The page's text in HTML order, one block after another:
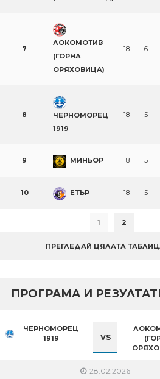
7
ЛОКОМОТИВ
(ГОРНА
ОРЯХОВИЦА)
18 6
8
ЧЕРНОМОРЕЦ
1919
18 5
9 МИНЬОР 18 5
10 ЕТЪР 18 5
1 2
ПРЕГЛЕДАЙ ЦЯЛАТА
ПРОГРАМА И
ЧЕРНОМОРЕЦ
1919
VS
28.02.2026